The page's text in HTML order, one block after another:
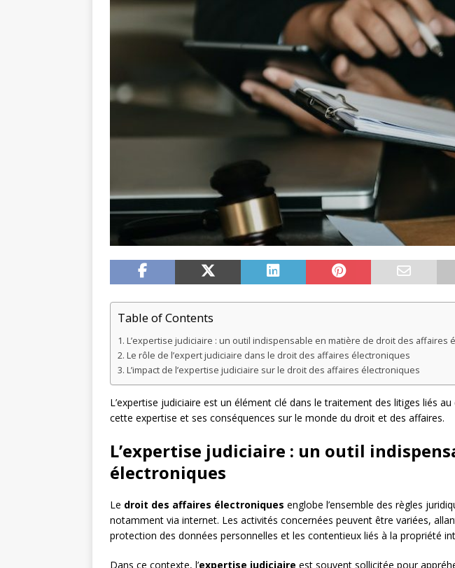
Table of Contents
L’expertise judiciaire : un outil indispensable en matière de droit des affaires
Le rôle de l’expert judiciaire dans le droit des affaires électroniques
L’impact de l’expertise judiciaire sur le droit des affaires électroniques
L’expertise judiciaire est un élément clé dans le traitement des litiges liés
cette expertise et ses conséquences sur le monde du droit et des affaires.
L’expertise judiciaire : un outil
électroniques
Le droit des affaires électroniques englobe l’ensemble des règles
notamment via internet. Les activités concernées peuvent être variées,
protection des données personnelles et les contentieux liés à la propriété
Dans ce contexte, l’expertise judiciaire est souvent sollicitée pour